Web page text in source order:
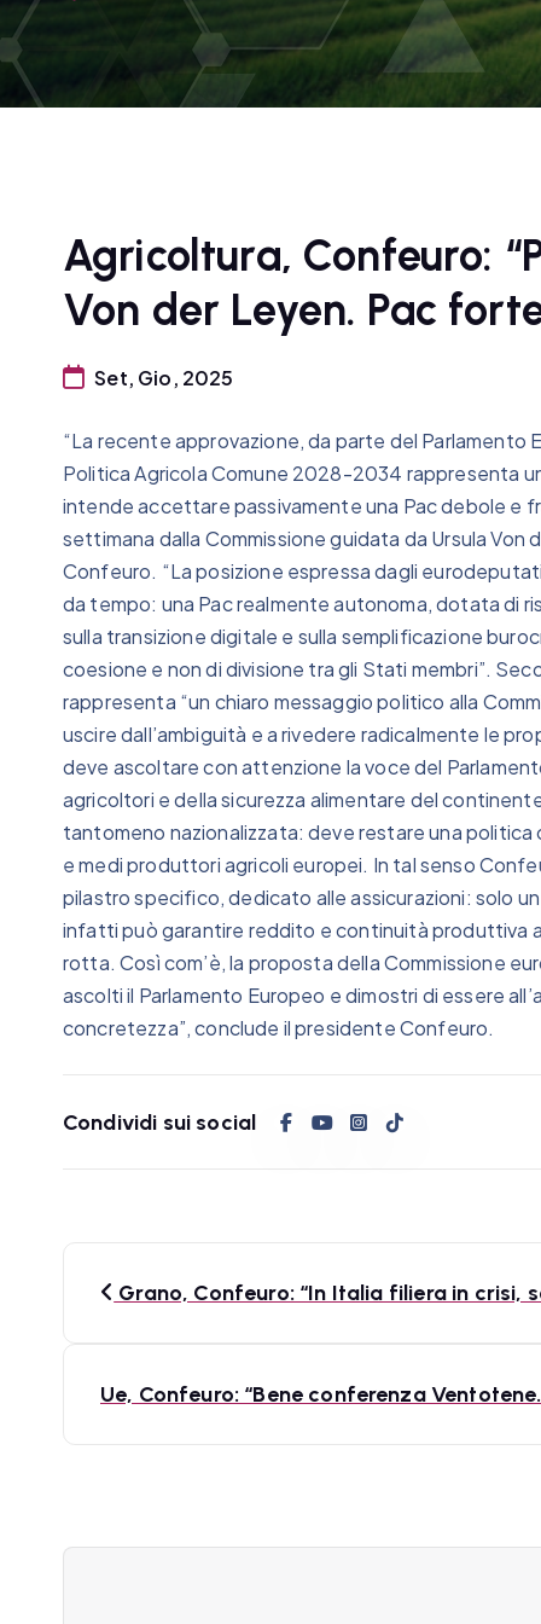
Agricoltura, Confeuro:
Von der Leyen. Pac
Set, Gio, 2025
“La recente approvazione, da parte del Parlamento
Politica Agricola Comune 2028-2034 rappresenta
intende accettare passivamente una Pac debole e
settimana dalla Commissione guidata da Ursula Von
Confeuro. “La posizione espressa dagli
da tempo: una Pac realmente autonoma, dotata di
sulla transizione digitale e sulla semplificazione
coesione e non di divisione tra gli Stati membri”.
rappresenta “un chiaro messaggio politico alla
uscire dall’ambiguità e a rivedere radicalmente le
deve ascoltare con attenzione la voce del
agricoltori e della sicurezza alimentare del
tantomeno nazionalizzata: deve restare una
e medi produttori agricoli europei. In tal senso
pilastro specifico, dedicato alle assicurazioni: solo
infatti può garantire reddito e continuità produttiva
rotta. Così com’è, la proposta della Commissione
ascolti il Parlamento Europeo e dimostri di essere
concretezza”, conclude il presidente Confeuro.
Condividi sui social
Grano, Confeuro: “In Italia filiera in crisi,
Ue, Confeuro: “Bene conferenza